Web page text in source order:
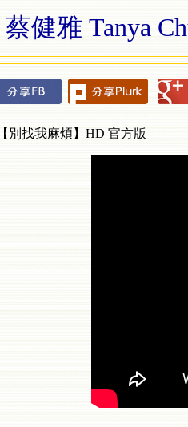
蔡健雅 Tanya
別找我麻煩】HD 官方版